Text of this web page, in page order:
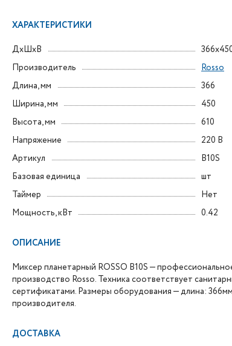
ХАРАКТЕРИСТИКИ
ДxШxВ
Производитель
Rosso
Длина, мм
366
Ширина, мм
450
Высота, мм
610
Напряжение
220 В
Артикул
B10S
Базовая единица
шт
Таймер
Нет
Мощность, кВт
0.42
ОПИСАНИЕ
Миксер планетарный ROSSO B10S —
производство Rosso. Техника соответствует
сертификатами. Размеры оборудования — длина:
производителя.
ДОСТАВКА